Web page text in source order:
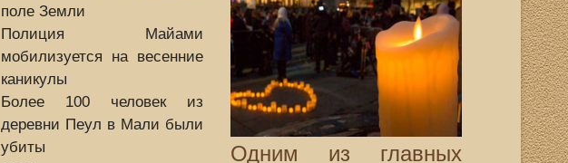
поле Земли
Полиция Майами
мобилизуется на весенние
каникулы
Более 100 человек из
деревни Пеул в Мали были
убиты
Одним из главных